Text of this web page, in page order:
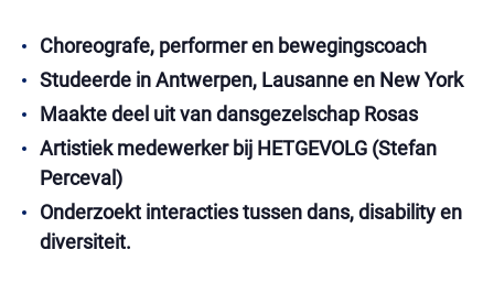
Choreografe, performer en bewegingscoach
Studeerde in Antwerpen, Lausanne en New York
Maakte deel uit van dansgezelschap Rosas
Artistiek medewerker bij HETGEVOLG (Stefan
Perceval)
Onderzoekt interacties tussen dans, disability en
diversiteit.